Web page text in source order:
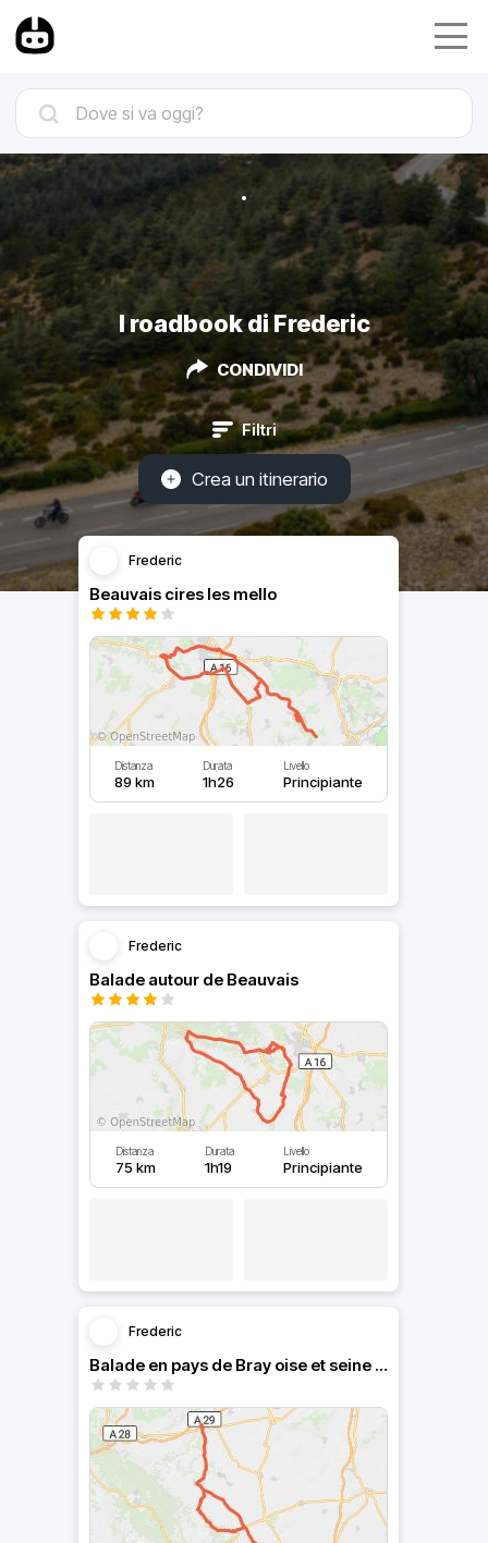
I roadbook di Frederic
CONDIVIDI
Filtri
Crea un itinerario
Frederic
Beauvais cires les mello
Distanza
89 km
Durata
1h26
Livello
Principiante
Frederic
Balade autour de Beauvais
Distanza
75 km
Durata
1h19
Livello
Principiante
Frederic
Balade en pays de Bray oise et seine maritime